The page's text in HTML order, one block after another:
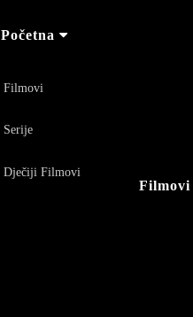
Početna
Filmovi
Serije
Dječiji Filmovi
Filmovi